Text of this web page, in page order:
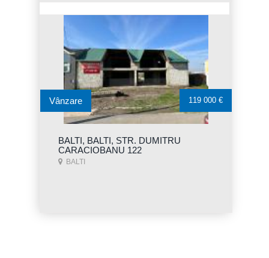
BALTI, BALTI, STR. DUMITRU
CARACIOBANU 122
BALTI
Vânzare 119 000 €